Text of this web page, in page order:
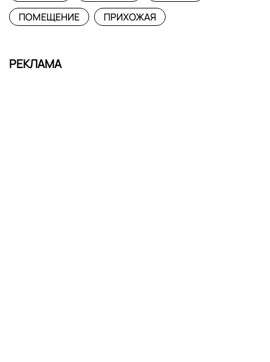
ПОМЕЩЕНИЕ
ПРИХОЖАЯ
РЕКЛАМА